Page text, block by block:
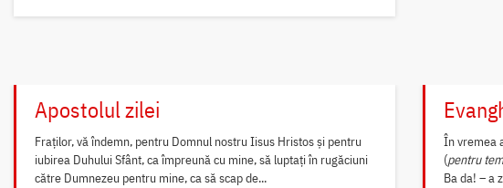
Apostolul zilei
Fraților, vă îndemn, pentru Domnul nostru Iisus Hristos și pentru
iubirea Duhului Sfânt, ca împreună cu mine, să luptați în rugăciuni
către Dumnezeu pentru mine, ca să scap de...
În vremea
(pentru
Ba da! – a